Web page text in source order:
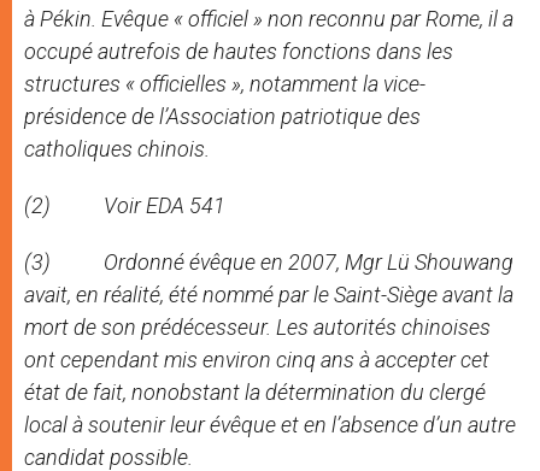
à Pékin. Evêque « officiel » non reconnu par Rome, il a
occupé autrefois de hautes fonctions dans les
structures « officielles », notamment la vice-
présidence de l’Association patriotique des
catholiques chinois.
(2) Voir EDA 541
(3) Ordonné évêque en 2007, Mgr Lü Shouwang
avait, en réalité, été nommé par le Saint-Siège avant la
mort de son prédécesseur. Les autorités chinoises
ont cependant mis environ cinq ans à accepter cet
état de fait, nonobstant la détermination du clergé
local à soutenir leur évêque et en l’absence d’un autre
candidat possible.